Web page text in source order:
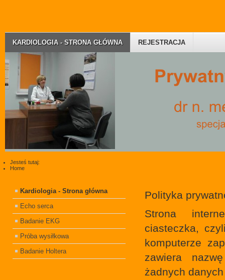
KARDIOLOGIA - STRONA GŁÓWNA REJESTRACJA
Jesteś tutaj:
Home
Kardiologia - Strona główna
Echo serca
Badanie EKG
Próba wysiłkowa
Badanie Holtera
Polityka
Strona
ciasteczka,
komputerze
zawiera
żadnych